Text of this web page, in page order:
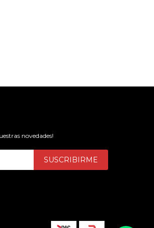
novedades!
SUSCRIBIRME